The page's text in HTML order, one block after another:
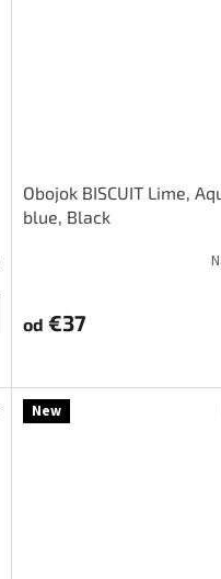
Obojok BISCUIT Lime,
blue, Black
od €37
New